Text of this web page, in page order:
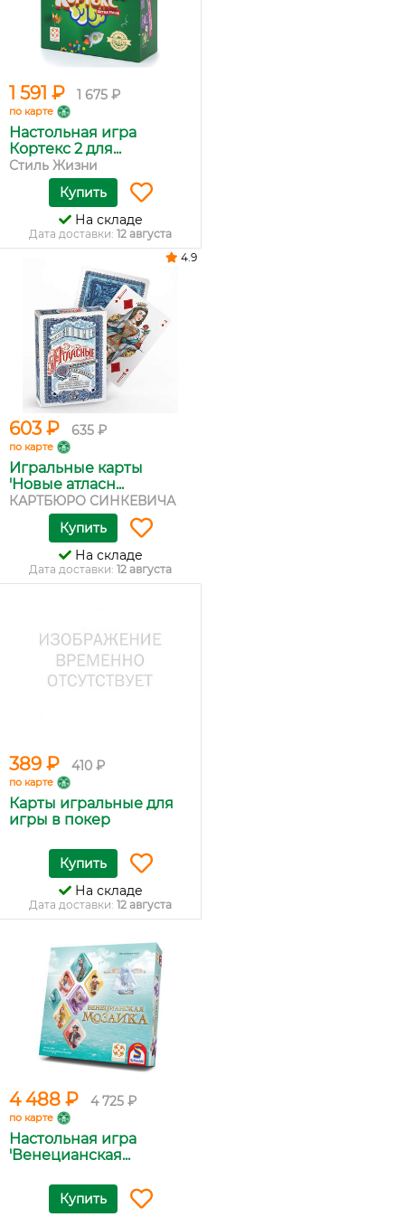
1 591 ₽ 1 675 ₽
по карте
Настольная игра
Кортекс 2 для...
Стиль Жизни
Купить
На складе
Дата доставки: 12 августа
603 ₽ 635 ₽
по карте
Игральные карты
'Новые атласн...
КАРТБЮРО СИНКЕВИЧА
4.9
Купить
На складе
Дата доставки: 12 августа
389 ₽ 410 ₽
по карте
Карты игральные для
игры в покер
Купить
На складе
Дата доставки: 12 августа
4 488 ₽ 4 725 ₽
по карте
Настольная игра
'Венецианская...
Купить